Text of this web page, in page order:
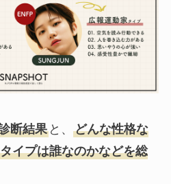
断結果と、 どんな性格な
イプは誰なのかなどを総